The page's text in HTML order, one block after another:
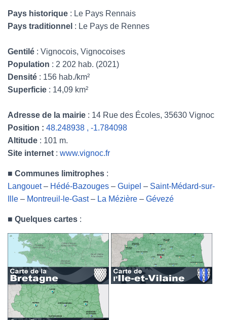
Pays historique : Le Pays Rennais
Pays traditionnel : Le Pays de Rennes
Gentilé : Vignocois, Vignocoises
Population : 2 202 hab. (2021)
Densité : 156 hab./km²
Superficie : 14,09 km²
Adresse de la mairie : 14 Rue des Écoles, 35630 Vignoc
Position : 48.248938 , -1.784098
Altitude : 101 m.
Site internet : www.vignoc.fr
■ Communes limitrophes :
Langouet– Hédé-Bazouges – Guipel – Saint-Médard-sur-
Ille – Montreuil-le-Gast– La Mézière – Gévezé
■ Quelques cartes :